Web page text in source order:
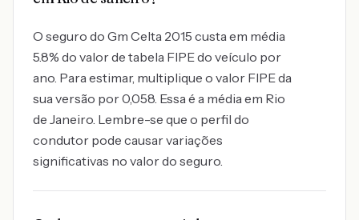
O seguro do Gm Celta 2015 custa em média
5.8% do valor de tabela FIPE do veículo por
ano. Para estimar, multiplique o valor FIPE da
sua versão por 0,058. Essa é a média em Rio
de Janeiro. Lembre-se que o perfil do
condutor pode causar variações
significativas no valor do seguro.